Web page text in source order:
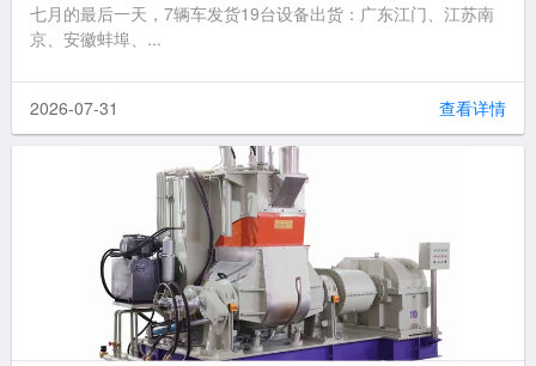
七月的最后一天，7辆车发货19台设备出货：广东江门、江苏南
京、安徽蚌埠、...
2026-07-31 查看详情